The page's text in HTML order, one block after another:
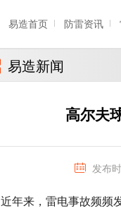
易造首页 防雷资讯
易造新闻
高尔夫
发布
近年来，雷电事故频频